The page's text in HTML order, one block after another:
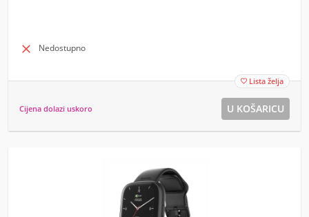
 Nedostupno
 Lista želja
Cijena dolazi uskoro